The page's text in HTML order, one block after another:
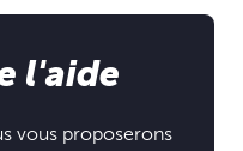
l'aide
vous proposerons